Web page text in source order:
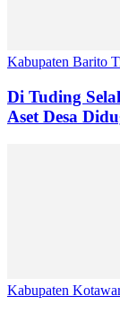
Kabupaten Barito
Di Tuding
Aset Desa
Kabupaten